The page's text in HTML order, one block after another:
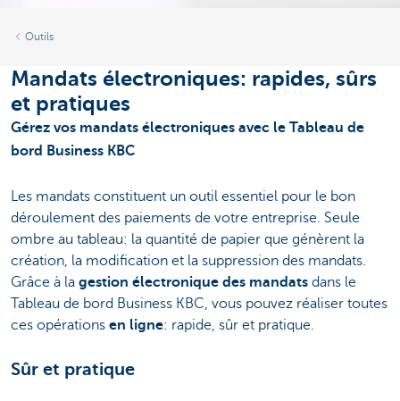
Outils
Mandats électroniques: rapides, sûrs
et pratiques
Gérez vos mandats électroniques avec le Tableau de
bord Business KBC
Les mandats constituent un outil essentiel pour le bon
déroulement des paiements de votre entreprise. Seule
ombre au tableau: la quantité de papier que génèrent la
création, la modification et la suppression des mandats.
Grâce à la gestion électronique des mandats dans le
Tableau de bord Business KBC, vous pouvez réaliser toutes
ces opérations en ligne: rapide, sûr et pratique.
Sûr et pratique